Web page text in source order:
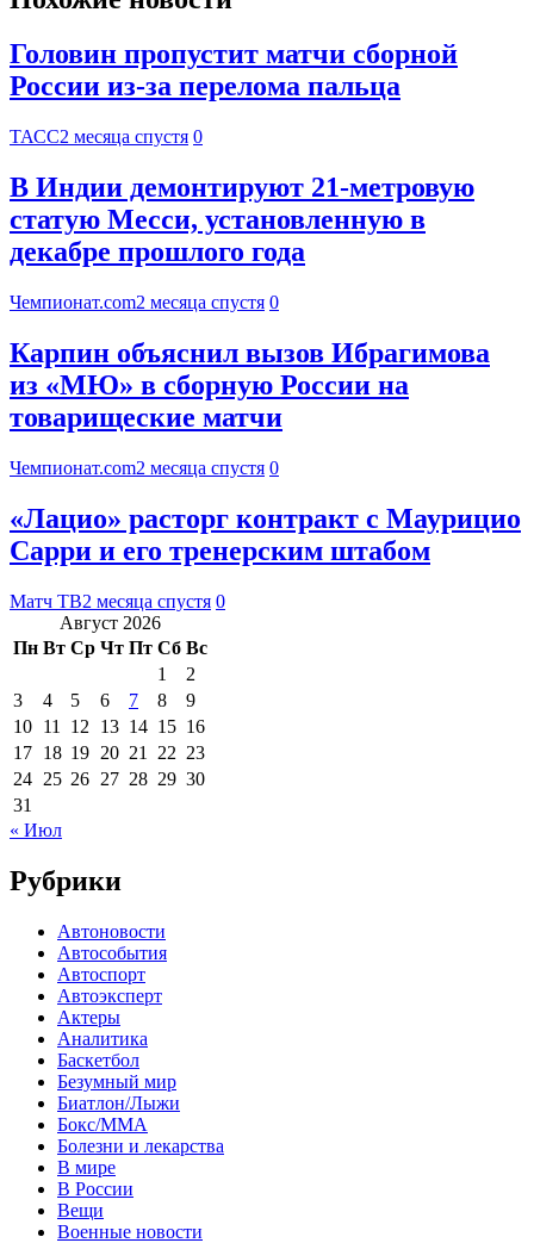
Головин пропустит матчи сборной
России из-за перелома пальца
ТАСС2 месяца спустя 0
В Индии демонтируют 21-метровую
статую Месси, установленную в
декабре прошлого года
Чемпионат.com2 месяца спустя 0
Карпин объяснил вызов Ибрагимова
из «МЮ» в сборную России на
товарищеские матчи
Чемпионат.com2 месяца спустя 0
«Лацио» расторг контракт с Маурицио
Сарри и его тренерским штабом
Матч ТВ2 месяца спустя 0
Август 2026
Пн Вт Ср Чт Пт Сб Вс
1
2
3
4 5 6 7 8
9
10 11 12 13 14 15 16
17 18 19 20 21 22 23
24 25 26 27 28 29 30
31
« Июл
Рубрики
Автоновости
Автособытия
Автоспорт
Автоэксперт
Актеры
Аналитика
Баскетбол
Безумный мир
Биатлон/Лыжи
Бокс/MMA
Болезни и лекарства
В мире
В России
Вещи
Военные новости